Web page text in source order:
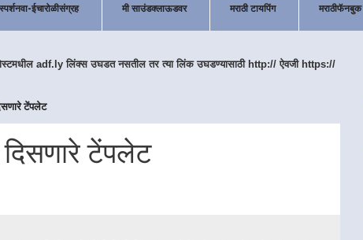
स्पर्शनवा-ईचारोळीसंग्रह मी साउंडक्लाऊडवर मराठी टायपिंग मराठीफॅनबुक
adf.ly लिंक्स उघडत नसतील तर त्या लिंक उघडण्यासाठी http:// ऐवजी https://
टेंपलेट
दिसणारे टेंपलेट